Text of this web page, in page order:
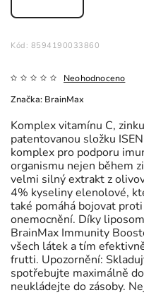
Kód: 8594190033860
Neohodnoceno
Značka: BrainMax
Komplex vitamínu C,
patentovanou složku
komplex pro podporu
organismu nejen během
velmi silný extrakt z
4% kyseliny elenolové,
také pomáhá bojovat
onemocnění. Díky
BrainMax Immunity
všech látek a tím
frutti. Upozornění:
spotřebujte maximálně
neukládejte do zásoby.